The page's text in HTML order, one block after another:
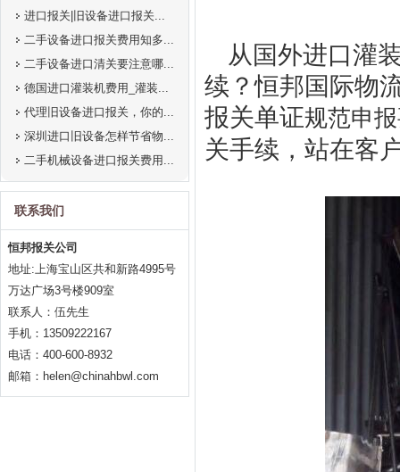
进口报关|旧设备进口报关...
二手设备进口报关费用知多...
二手设备进口清关要注意哪...
德国进口灌装机费用_灌装...
代理旧设备进口报关，你的...
深圳进口旧设备怎样节省物...
二手机械设备进口报关费用...
联系我们
恒邦报关公司
地址:上海宝山区共和新路4995号
万达广场3号楼909室
联系人：伍先生
手机：13509222167
电话：400-600-8932
邮箱：helen@chinahbwl.com
从国外进口灌
续？恒邦国际物
报关单证规范申
关手续，站在客